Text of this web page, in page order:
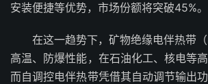
安装便捷等优势，市场份额将突破45%。
在这一趋势下，矿物绝缘电伴热带
高温、防爆性能，在石油化工、核电等高
而自调控电伴热带凭借其自动调节输出